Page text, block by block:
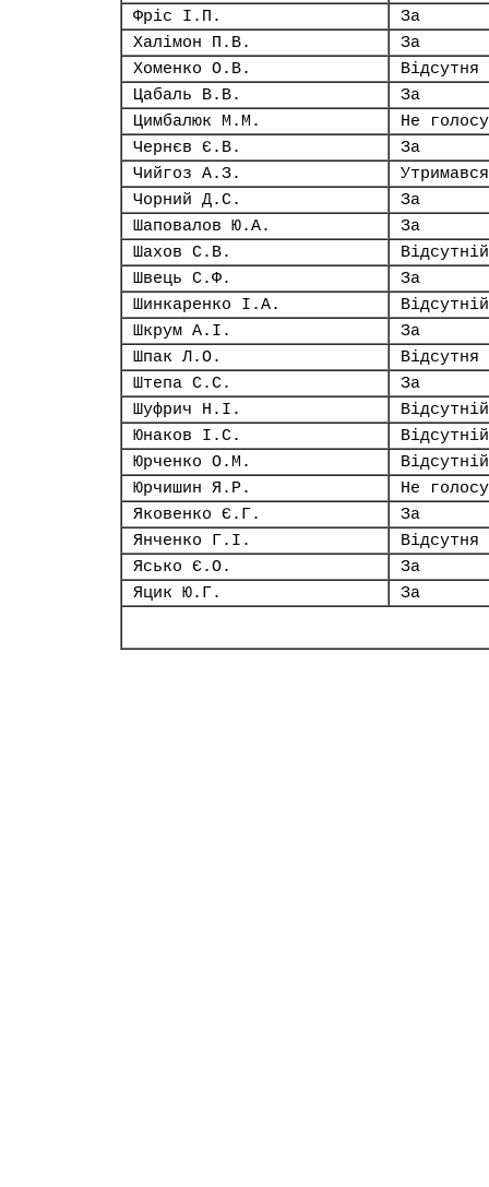
Фріс І.П.
За
Халімон П.В.
За
Хоменко О.В.
Відсутня
Цабаль В.В.
За
Цимбалюк М.М.
Не
Чернєв Є.В.
За
Чийгоз А.З.
Утримався
Чорний Д.С.
За
Шаповалов Ю.А.
За
Шахов С.В.
Відсутній
Швець С.Ф.
За
Шинкаренко І.А.
Відсутній
Шкрум А.І.
За
Шпак Л.О.
Відсутня
Штепа С.С.
За
Шуфрич Н.І.
Відсутній
Юнаков І.С.
Відсутній
Юрченко О.М.
Відсутній
Юрчишин Я.Р.
Не
Яковенко Є.Г.
За
Янченко Г.І.
Відсутня
Ясько Є.О.
За
Яцик Ю.Г.
За